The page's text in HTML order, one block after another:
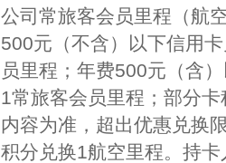
公司常旅客会员里程（航
500元（不含）以下信用
员里程；年费500元（含
1常旅客会员里程；部分
内容为准，超出优惠兑换
积分兑换1航空里程。持